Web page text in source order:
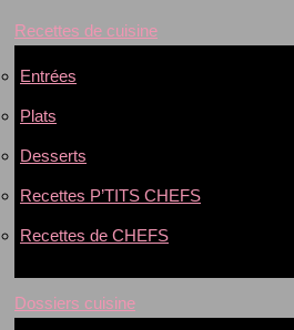
Recettes de cuisine
Entrées
Plats
Desserts
Recettes P’TITS CHEFS
Recettes de CHEFS
Dossiers cuisine